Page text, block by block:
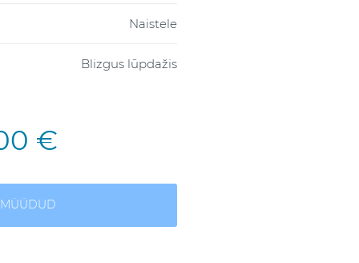
Naistele
Blizgus lūpdažis
€